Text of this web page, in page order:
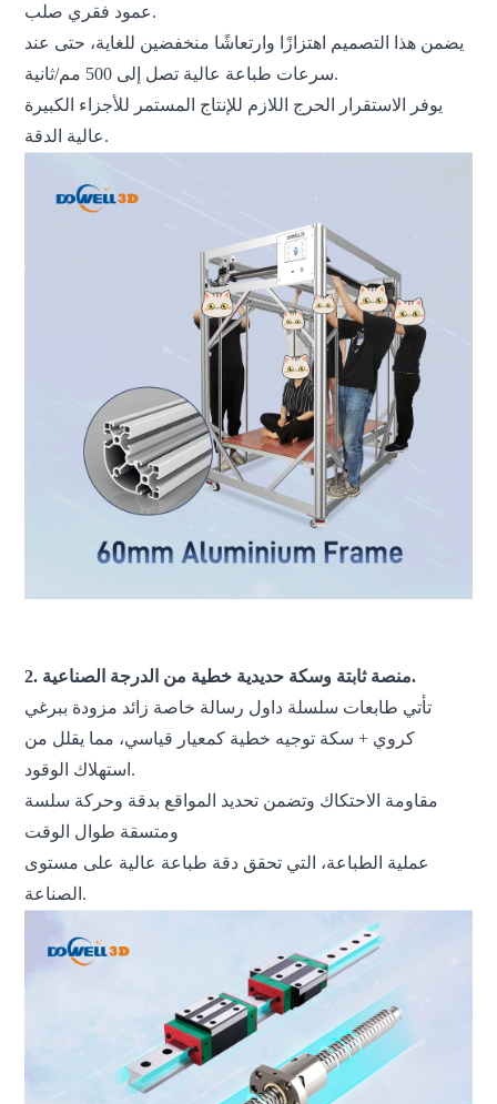
عمود فقري صلب.
يضمن هذا التصميم اهتزازًا وارتعاشًا منخفضين للغاية، حتى عند
سرعات طباعة عالية تصل إلى 500 مم/ثانية.
يوفر الاستقرار الحرج اللازم للإنتاج المستمر للأجزاء الكبيرة
عالية الدقة.
2. منصة ثابتة وسكة حديدية خطية من الدرجة الصناعية.
تأتي طابعات سلسلة داول رسالة خاصة زائد مزودة ببرغي
كروي + سكة توجيه خطية كمعيار قياسي، مما يقلل من
استهلاك الوقود.
مقاومة الاحتكاك وتضمن تحديد المواقع بدقة وحركة سلسة
عملية الطباعة، التي تحقق دقة طباعة عالية على مستوى
الصناعة.